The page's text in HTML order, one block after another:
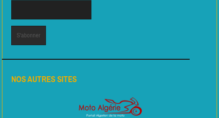
NOS AUTRES SITES